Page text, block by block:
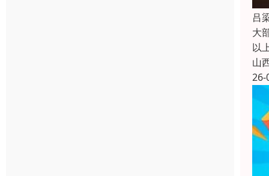
吕
大
以
山
26-